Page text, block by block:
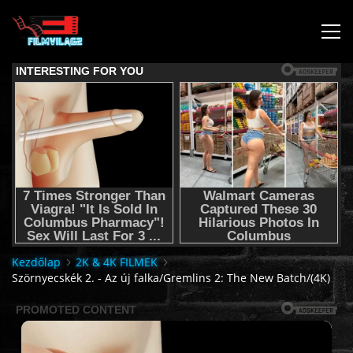
KEZDŐLAP
JOGI NYILATKOZAT,SEGÍTSÉG NYÚJTÁS,FELHASZNÁLÁSI
FELTÉTEL
AUDIO TRACK SWITCHING/HANGSÁV BEÁLLÍTÁSOK/
FILMEK (2026-OS)
Kezdőlap
2K & 4K FILMEK
Szörnyecskék 2. - Az új falka/Gremlins 2: The New Batch/(4K)